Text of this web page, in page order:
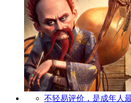
不轻易评价，是成年人